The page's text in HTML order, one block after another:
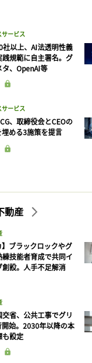
ービス
社以上、AI法透明性義
践規範に自主署名。グ
タ、OpenAI等
ービス
、取締役会とCEOの
める3施策を提言
動産
ブラックロックやグ
技能者育成で共同イ
創設。人手不足解消
省、公共工事でグリ
開始。2030年以降の本
も設定